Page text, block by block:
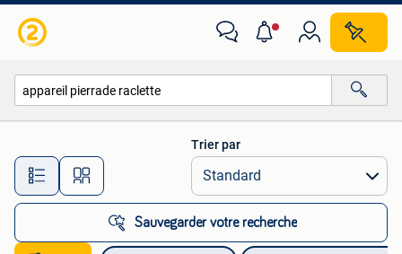
Toutes les distances…
Trier par
Sauvegarder votre recherche